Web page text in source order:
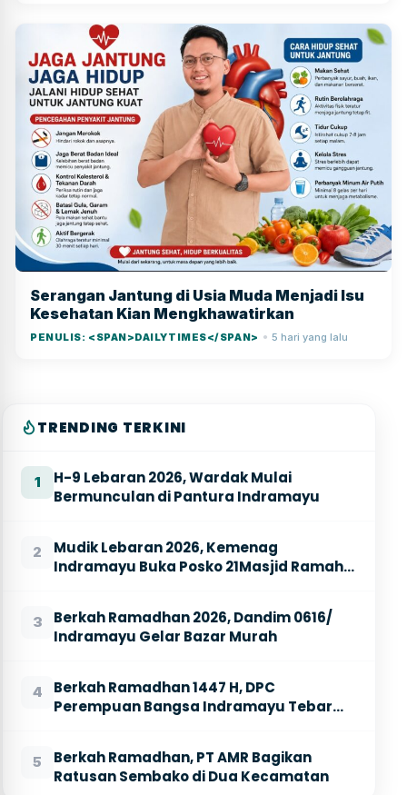
Serangan Jantung di Usia Muda Menjadi Isu
Kesehatan Kian Mengkhawatirkan
PENULIS: <SPAN>DAILYTIMES</SPAN> ● 5 hari yang lalu
TRENDING TERKINI
1
H-9 Lebaran 2026, Wardak Mulai
Bermunculan di Pantura Indramayu
2
Mudik Lebaran 2026, Kemenag
Indramayu Buka Posko 21Masjid Ramah
3
Berkah Ramadhan 2026, Dandim 0616/
Indramayu Gelar Bazar Murah
4
Berkah Ramadhan 1447 H, DPC
Perempuan Bangsa Indramayu Tebar
5
Berkah Ramadhan, PT AMR Bagikan
Ratusan Sembako di Dua Kecamatan